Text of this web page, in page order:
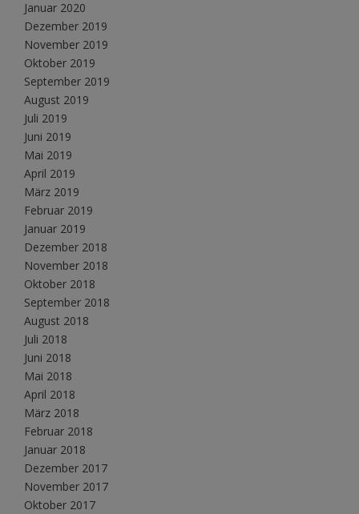
Januar 2020
Dezember 2019
November 2019
Oktober 2019
September 2019
August 2019
Juli 2019
Juni 2019
Mai 2019
April 2019
März 2019
Februar 2019
Januar 2019
Dezember 2018
November 2018
Oktober 2018
September 2018
August 2018
Juli 2018
Juni 2018
Mai 2018
April 2018
März 2018
Februar 2018
Januar 2018
Dezember 2017
November 2017
Oktober 2017